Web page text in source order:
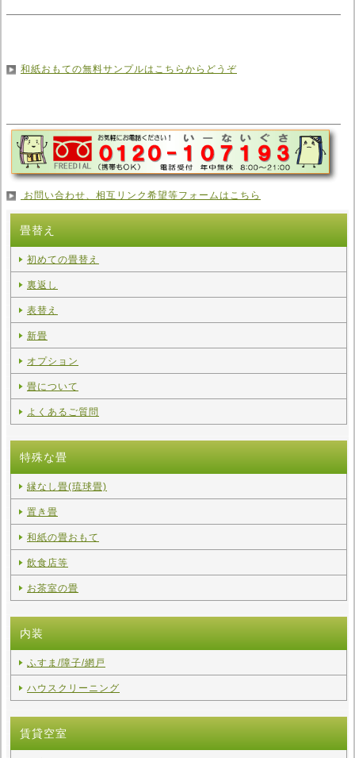
和紙おもての無料サンプルはこちらからどうぞ
お問い合わせ、相互リンク希望等フォームはこちら
畳替え
初めての畳替え
裏返し
表替え
新畳
オプション
畳について
よくあるご質問
特殊な畳
縁なし畳(琉球畳)
置き畳
和紙の畳おもて
飲食店等
お茶室の畳
内装
ふすま/障子/網戸
ハウスクリーニング
賃貸空室